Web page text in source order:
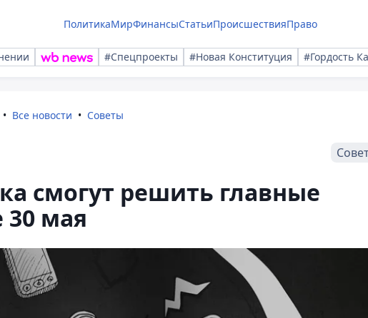
ПолитикаМирФинансыСтатьиПроисшествияПраво
#Спецпроекты #Новая Конституция #Гордость
Все новости Советы
смогут решить главные
мая